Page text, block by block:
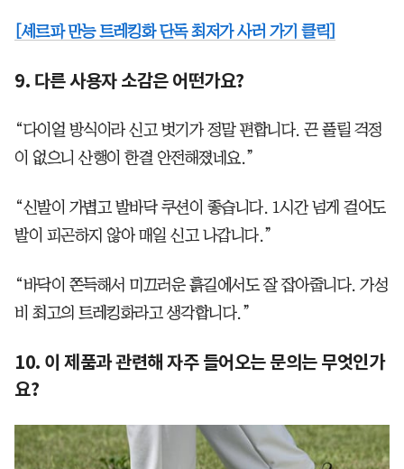
[셰르파 만능 트레킹화 단독 최저가 사러 가기 클릭]
9. 다른 사용자 소감은 어떤가요?
“다이얼 방식이라 신고 벗기가 정말 편합니다. 끈 풀릴 걱정
이 없으니 산행이 한결 안전해졌네요.”
“신발이 가볍고 발바닥 쿠션이 좋습니다. 1시간 넘게 걸어도
발이 피곤하지 않아 매일 신고 나갑니다.”
“바닥이 쫀득해서 미끄러운 흙길에서도 잘 잡아줍니다. 가성
비 최고의 트레킹화라고 생각합니다.”
10. 이 제품과 관련해 자주 들어오는 문의는 무엇인가
요?